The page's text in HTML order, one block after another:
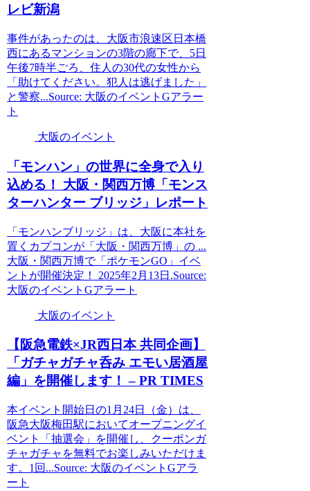
レビ新潟
事件があったのは、大阪市浪速区日本橋
西にあるマンションの3階の廊下で、5日
午後7時半ごろ、住人の30代の女性から
「助けてください。犯人は逃げました」
と警察...Source: 大阪のイベントGアラー
ト
大阪のイベント
「モンハン」の世界に全身で入り
込める！ 大阪 ・関西万博「モンス
ターハンター ブリッジ」レポート
「モンハンブリッジ」は、大阪に本社を
置くカプコンが「大阪・関西万博」の ...
大阪・関西万博で「ポケモンGO」イベ
ントが開催決定！ 2025年2月13日.Source:
大阪のイベントGアラート
大阪のイベント
【阪急電鉄×JR西日本 共同企画】
「ガチャガチャ呑み エモい居酒屋
編」を開催します！ – PR TIMES
本イベント開始日の1月24日（金）は、
阪急大阪梅田駅においてオープニングイ
ベント「抽選会」を開催し、クーポンガ
チャガチャを無料でお楽しみいただけま
す。1回...Source: 大阪のイベントGアラ
ート